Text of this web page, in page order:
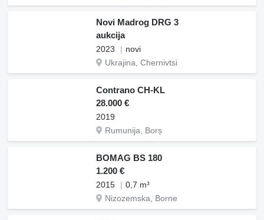
Novi Madrog DRG 3
aukcija
2023
novi
Ukrajina, Chernivtsi
Contrano CH-KL
28.000 €
2019
Rumunija, Borș
BOMAG BS 180
1.200 €
2015
0,7 m³
Nizozemska, Borne